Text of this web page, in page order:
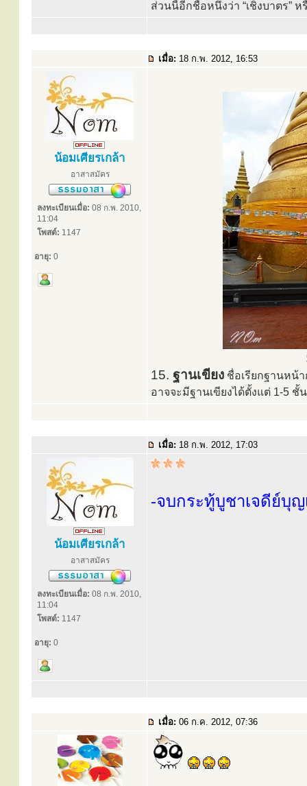
ส่วนนี้อีกชื่อหนึ่งว่า “เชิงบาตร” ห
เมื่อ: 18 ก.พ. 2012, 16:53
น้อมเศียรเกล้า
อาสาสมัคร
ลงทะเบียนเมื่อ: 08 ก.พ. 2010,
11:04
โพสต์: 1147
อายุ: 0
15. ฐานเขียง ชื่อเรียกฐานหน้
อาจจะมีฐานเขียงได้ตั้งแต่ 1-5
เมื่อ: 18 ก.พ. 2012, 17:03
น้อมเศียรเกล้า
อาสาสมัคร
ลงทะเบียนเมื่อ: 08 ก.พ. 2010,
11:04
โพสต์: 1147
อายุ: 0
-จบกระทู้บูชาเจดีย์บุ
เมื่อ: 06 ก.ค. 2012, 07:36